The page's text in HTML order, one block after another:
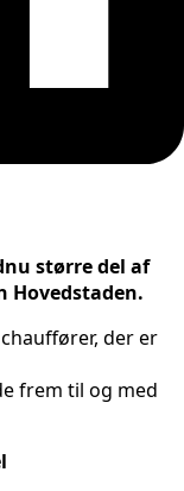
større del af
Hovedstaden.
der er
frem til og med